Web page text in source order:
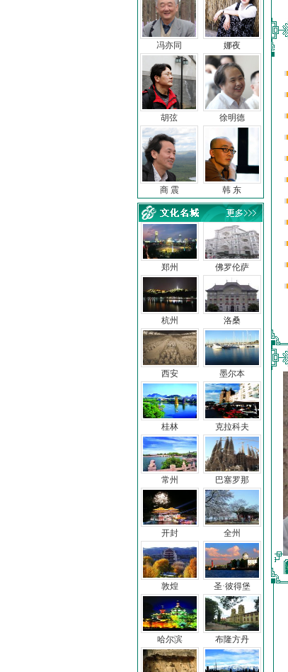
冯亦同 娜夜
胡弦 徐明德
商 震 韩 东
郑州
杭州
西安
桂林
常州
开封
敦煌
哈尔滨
佛罗伦萨
洛桑
墨尔本
克拉科夫
巴塞罗那
全州
圣·彼得堡
布隆方丹
车前子